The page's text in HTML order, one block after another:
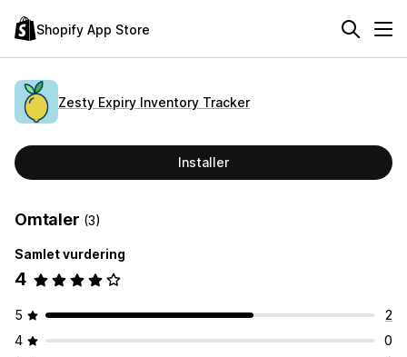
Shopify App Store
Zesty Expiry Inventory Tracker
Installer
Omtaler (3)
Samlet vurdering
4
5
2
4
0